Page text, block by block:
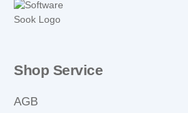
Shop Service
AGB